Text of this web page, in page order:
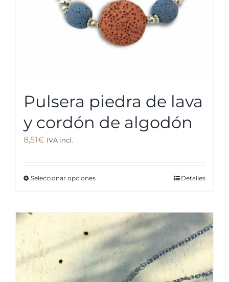
Pulsera piedra de lava
y cordón de algodón
8,51€ IVA incl.
Seleccionar opcionesEste
múltiples
variantes.
Las
opciones
Detalles